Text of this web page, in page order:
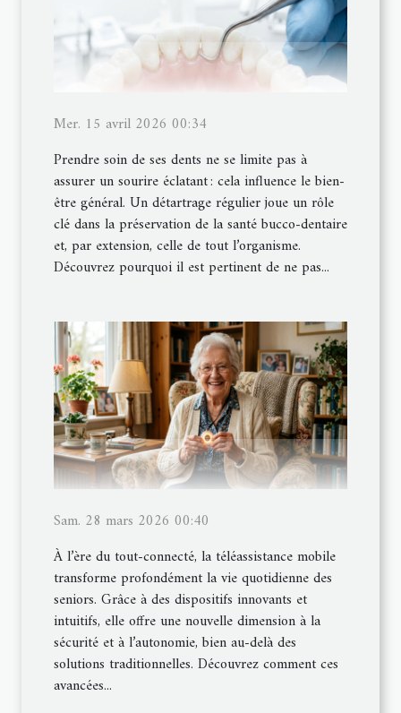
Mer. 15 avril 2026 00:34
Prendre soin de ses dents ne se limite pas à
assurer un sourire éclatant : cela influence le bien-
être général. Un détartrage régulier joue un rôle
clé dans la préservation de la santé bucco-dentaire
et, par extension, celle de tout l’organisme.
Découvrez pourquoi il est pertinent de ne pas...
Sam. 28 mars 2026 00:40
À l’ère du tout-connecté, la téléassistance mobile
transforme profondément la vie quotidienne des
seniors. Grâce à des dispositifs innovants et
intuitifs, elle offre une nouvelle dimension à la
sécurité et à l’autonomie, bien au-delà des
solutions traditionnelles. Découvrez comment ces
avancées...